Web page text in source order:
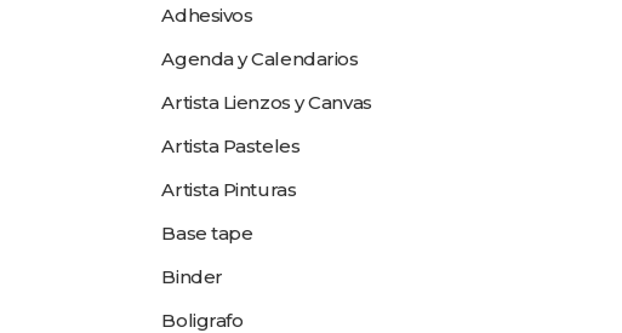
Adhesivos
Agenda y Calendarios
Artista Lienzos y Canvas
Artista Pasteles
Artista Pinturas
Base tape
Binder
Boligrafo